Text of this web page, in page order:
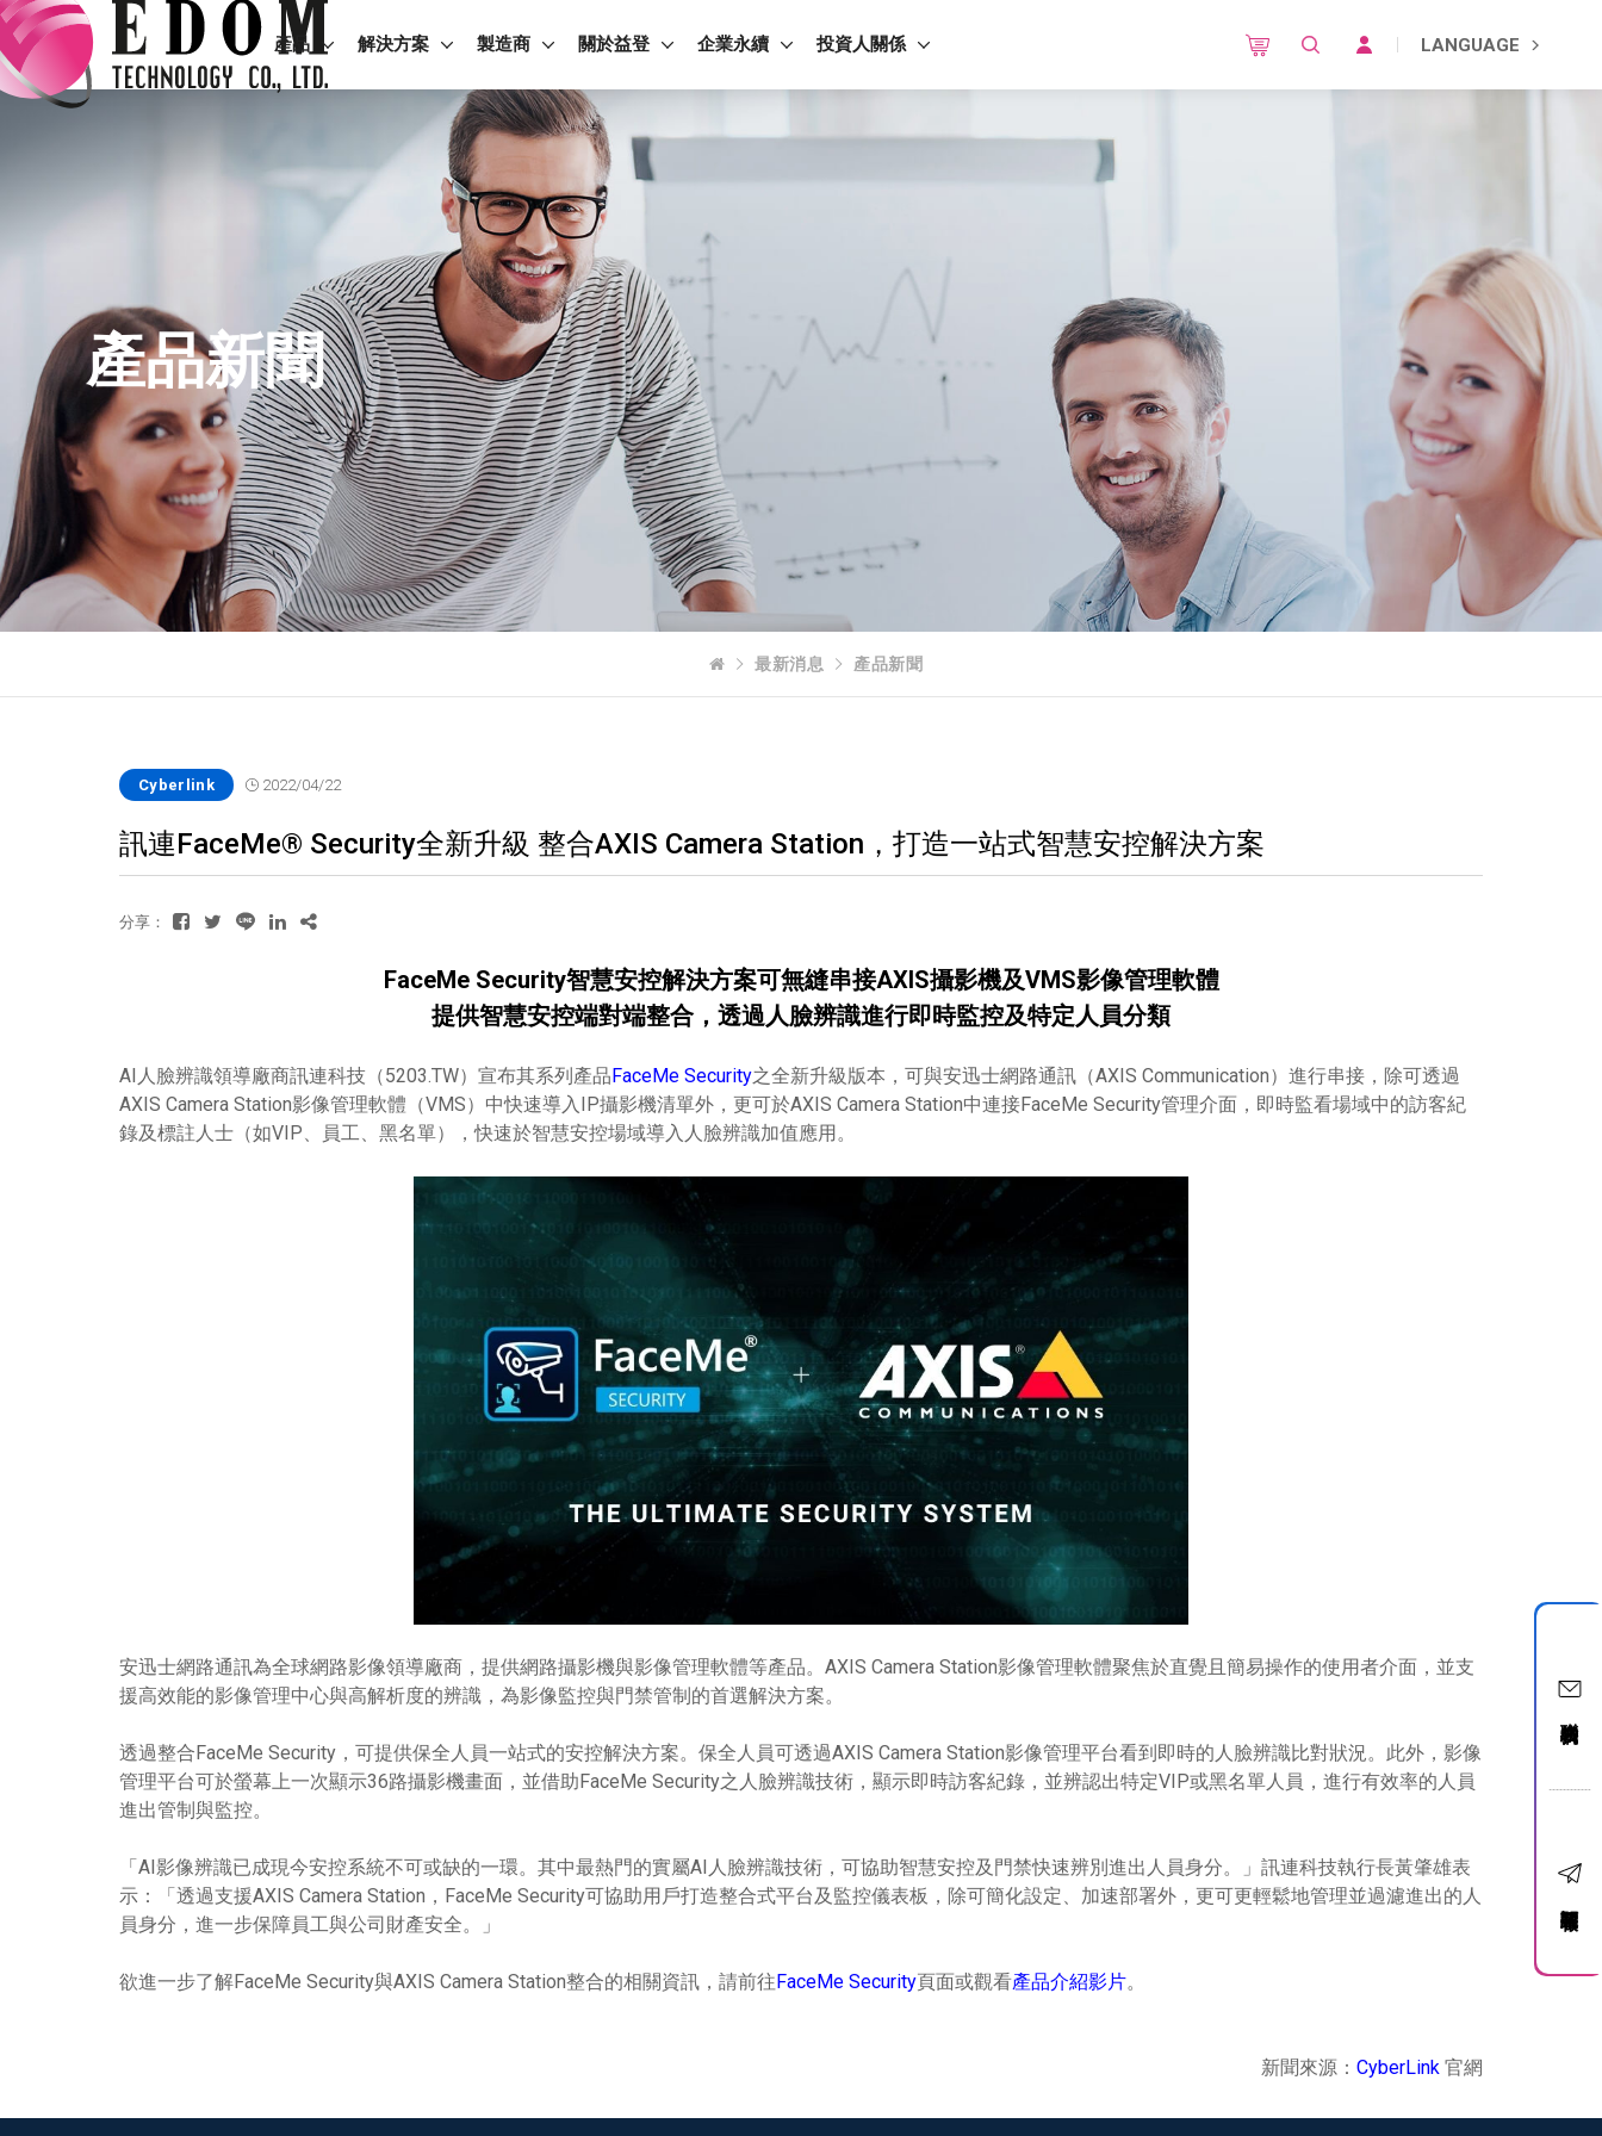
產品 解決方案 製造商 關於益登 企業永續 投資人關係 LANGUAGE
產品新聞
最新消息 產品新聞
Cyberlink 2022/04/22
訊連FaceMe® Security全新升級 整合AXIS Camera Station，打造一站式智慧安控解決方案
分享：
FaceMe Security智慧安控解決方案可無縫串接AXIS攝影機及VMS影像管理軟體
提供智慧安控端對端整合，透過人臉辨識進行即時監控及特定人員分類
AI人臉辨識領導廠商訊連科技（5203.TW）宣布其系列產品FaceMe Security之全新升級版本，可與安迅士網路通訊（AXIS Communication）進行串接，除可透過
AXIS Camera Station影像管理軟體（VMS）中快速導入IP攝影機清單外，更可於AXIS Camera Station中連接FaceMe Security管理介面，即時監看場域中的訪客紀
錄及標註人士（如VIP、員工、黑名單），快速於智慧安控場域導入人臉辨識加值應用。
安迅士網路通訊為全球網路影像領導廠商，提供網路攝影機與影像管理軟體等產品。AXIS Camera Station影像管理軟體聚焦於直覺且簡易操作的使用者介面，並支
援高效能的影像管理中心與高解析度的辨識，為影像監控與門禁管制的首選解決方案。
透過整合FaceMe Security，可提供保全人員一站式的安控解決方案。保全人員可透過AXIS Camera Station影像管理平台看到即時的人臉辨識比對狀況。此外，影像
管理平台可於螢幕上一次顯示36路攝影機畫面，並借助FaceMe Security之人臉辨識技術，顯示即時訪客紀錄，並辨認出特定VIP或黑名單人員，進行有效率的人員
進出管制與監控。
「AI影像辨識已成現今安控系統不可或缺的一環。其中最熱門的實屬AI人臉辨識技術，可協助智慧安控及門禁快速辨別進出人員身分。」訊連科技執行長黃肇雄表
示：「透過支援AXIS Camera Station，FaceMe Security可協助用戶打造整合式平台及監控儀表板，除可簡化設定、加速部署外，更可更輕鬆地管理並過濾進出的人
員身分，進一步保障員工與公司財產安全。」
欲進一步了解FaceMe Security與AXIS Camera Station整合的相關資訊，請前往FaceMe Security頁面或觀看產品介紹影片。
新聞來源： CyberLink 官網